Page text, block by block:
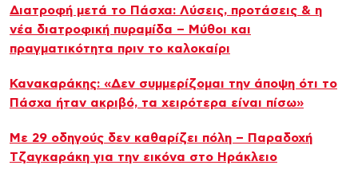
Διατροφή μετά το Πάσχα: Λύσεις, προτάσεις & η
νέα διατροφική πυραμίδα – Μύθοι και
πραγματικότητα πριν το καλοκαίρι
Κανακαράκης: «Δεν συμμερίζομαι την άποψη ότι το
Πάσχα ήταν ακριβό, τα χειρότερα είναι πίσω»
Με 29 οδηγούς δεν καθαρίζει πόλη – Παραδοχή
Τζαγκαράκη για την εικόνα στο Ηράκλειο